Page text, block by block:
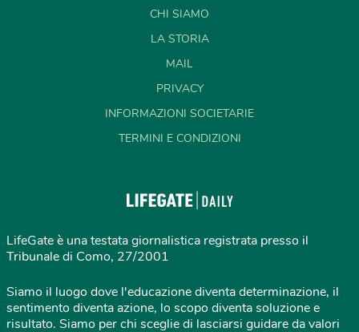
CHI SIAMO
LA STORIA
MAIL
PRIVACY
INFORMAZIONI SOCIETARIE
TERMINI E CONDIZIONI
LifeGate è una testata giornalistica registrata presso il
Tribunale di Como, 27/2001
Siamo il luogo dove l'educazione diventa determinazione, il
sentimento diventa azione, lo scopo diventa soluzione e
risultato. Siamo per chi sceglie di lasciarsi guidare da valori